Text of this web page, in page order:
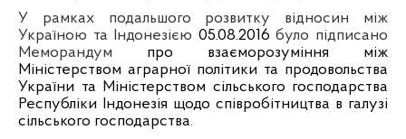
У рамках подальшого розвитку відносин між
Україною та Індонезією 05.08.2016 було підписано
Меморандум про взаєморозуміння між
Міністерством аграрної політики та продовольства
України та Міністерством сільського господарства
Республіки Індонезія щодо співробітництва в галузі
сільського господарства.